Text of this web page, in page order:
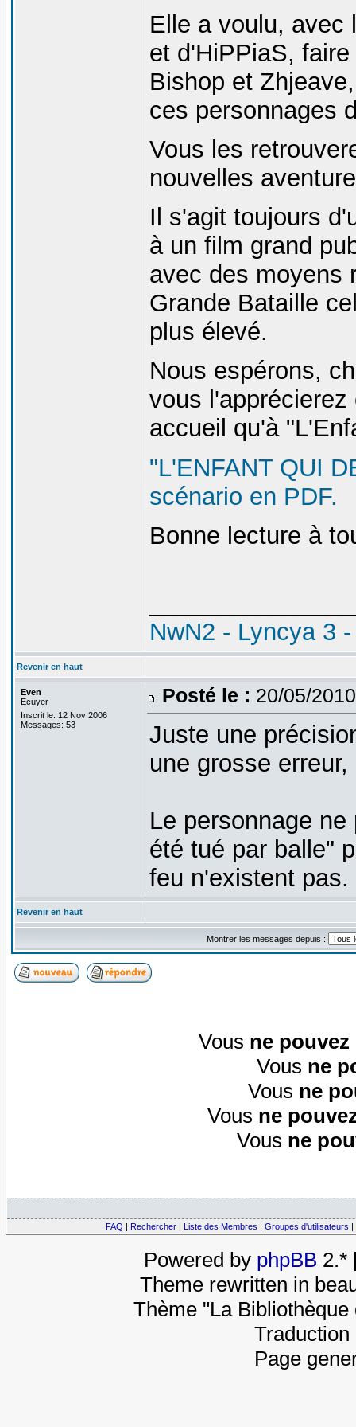
Elle a voulu, avec
et d'HiPPiaS,
Bishop et
ces personnages
Vous les
nouvelles
Il s'agit toujours
à un film grand
avec des moyens
Grande Bataille
plus élevé.
Nous espérons,
vous
accueil qu'à
"L'ENFANT QUI
scénario en PDF.
Bonne lecture à
NwN2 - Lyncya 3
Revenir en haut
Even
Ecuyer
Inscrit le: 12 Nov 2006
Messages: 53
Posté le : 20/05/
Juste une
une grosse
Le personnage
été tué par balle"
feu n'existent pas.
Revenir en haut
Montrer les messages depuis :
Vous ne pouvez
Vous ne
Vous ne
Vous ne
Vous ne
FAQ | Rechercher | Liste des Membres | Groupes d'utilisateurs |
Powered by phpBB 2.*
Theme rewritten in
Thème "La
Page